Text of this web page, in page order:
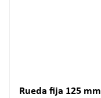
Rueda fija 125 mm